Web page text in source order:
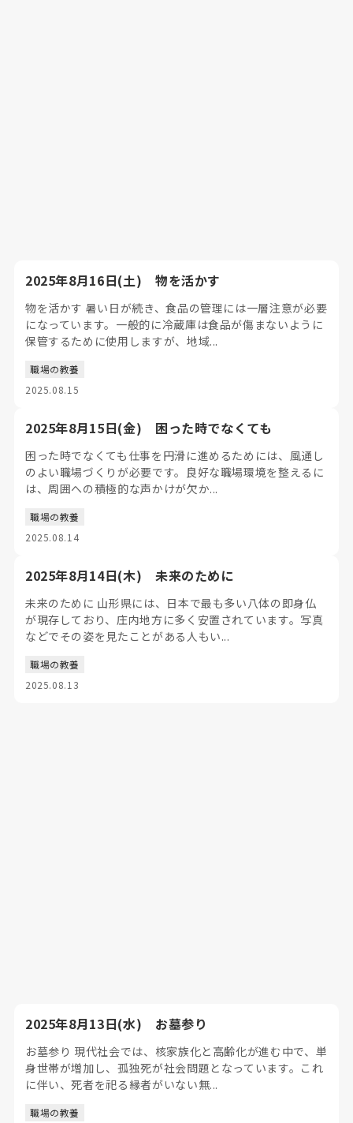
2025年8月16日(土) 物を活かす
物を活かす 暑い日が続き、食品の管理には一層注意が必要
になっています。一般的に冷蔵庫は食品が傷まないように
保管するために使用しますが、地域...
職場の教養
2025.08.15
2025年8月15日(金) 困った時でなくても
困った時でなくても仕事を円滑に進めるためには、風通し
のよい職場づくりが必要です。良好な職場環境を整えるに
は、周囲への積極的な声かけが欠か...
職場の教養
2025.08.14
2025年8月14日(木) 未来のために
未来のために 山形県には、日本で最も多い八体の即身仏
が現存しており、庄内地方に多く安置されています。写真
などでその姿を見たことがある人もい...
職場の教養
2025.08.13
2025年8月13日(水) お墓参り
お墓参り 現代社会では、核家族化と高齢化が進む中で、単
身世帯が増加し、孤独死が社会問題となっています。これ
に伴い、死者を祀る縁者がいない無...
職場の教養